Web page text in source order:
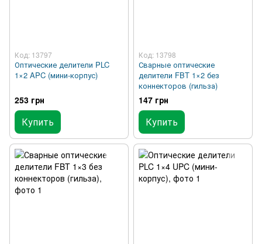
Код: 13797
Оптические делители PLC
1×2 APC (мини-корпус)
253 грн
Купить
Код: 13798
Сварные оптические
делители FBT 1×2 без
коннекторов (гильза)
147 грн
Купить